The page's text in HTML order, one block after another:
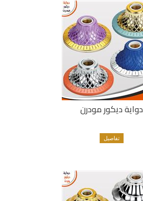
دواية ديكور مودرن
تفاصيل